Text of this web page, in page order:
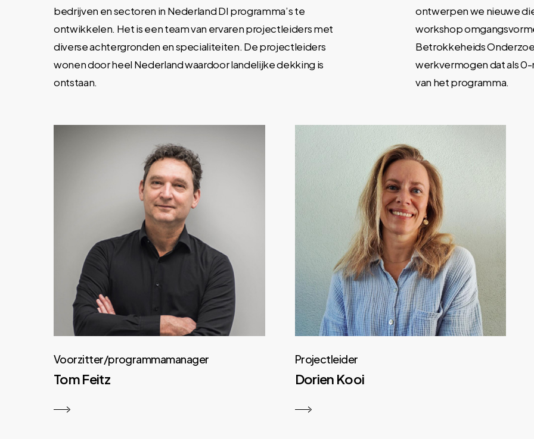
bedrijven en sectoren in Nederland DI programma’s te
ontwikkelen. Het is een team van ervaren projectleiders met
diverse achtergronden en specialiteiten. De projectleiders
wonen door heel Nederland waardoor landelijke dekking is
ontstaan.
ontwerpen we nieuwe
workshop
Betrokkeheids
werkvermogen dat als
van het programma.
Voorzitter/programmamanager
Tom Feitz
Projectleider
Dorien Kooi